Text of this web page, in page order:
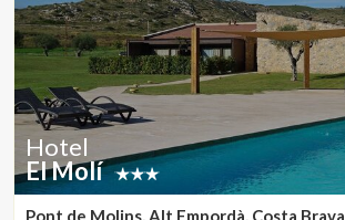
Hotel
El Molí
Pont de Molins, Alt Empordà, Costa Brava